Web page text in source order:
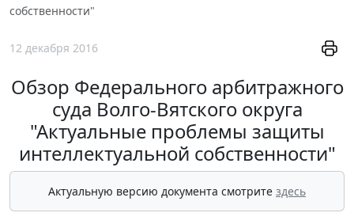
собственности"
12 декабря 2016
Обзор Федерального арбитражного
суда Волго-Вятского округа
"Актуальные проблемы защиты
интеллектуальной собственности"
Актуальную версию документа смотрите здесь